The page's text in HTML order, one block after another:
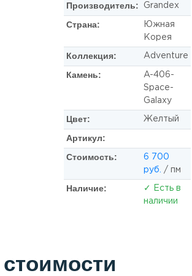
Производитель: Grandex
Страна:
Южная
Корея
Коллекция: Adventure
Камень:
A-406-
Space-
Galaxy
Цвет: Желтый
Артикул:
Стоимость:
6 700
руб.
/ пм
Наличие:
✓ Есть в
наличии